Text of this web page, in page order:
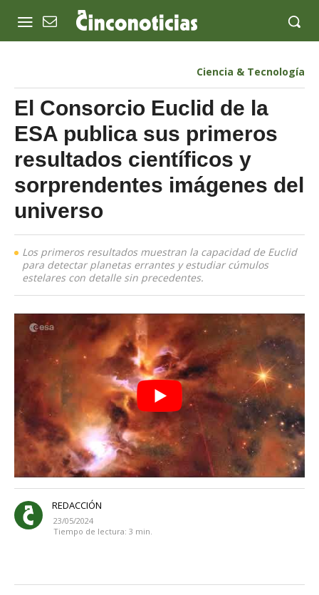
Ciencia & Tecnología
El Consorcio Euclid de la
ESA publica sus primeros
resultados científicos y
sorprendentes imágenes del
universo
Los primeros resultados muestran la capacidad de Euclid
para detectar planetas errantes y estudiar cúmulos
estelares con detalle sin precedentes.
REDACCIÓN
23/05/2024
Tiempo de lectura: 3 min.